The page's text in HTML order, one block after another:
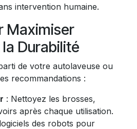
intervention humaine.
Maximiser
Durabilité
de votre autolaveuse ou
recommandations :
: Nettoyez les brosses,
après chaque utilisation.
des robots pour